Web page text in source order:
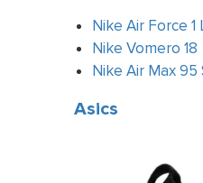
Nike Air Force 1
Nike Vomero 18
Nike Air Max 95
Asics